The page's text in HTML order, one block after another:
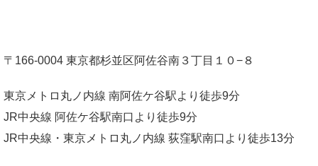
〒166-0004 東京都杉並区阿佐谷南３丁目１０−８
東京メトロ丸ノ内線 南阿佐ケ谷駅より徒歩9分
JR中央線 阿佐ケ谷駅南口より徒歩9分
JR中央線・東京メトロ丸ノ内線 荻窪駅南口より徒歩13分